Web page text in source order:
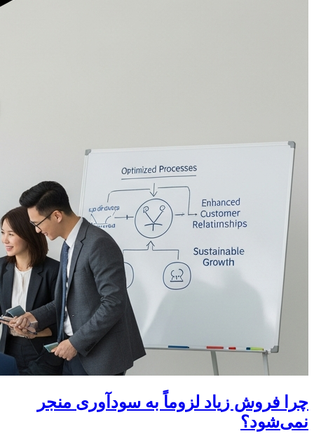
چرا فروش زیاد لزوماً به سودآوری منجر
نمی‌شود؟